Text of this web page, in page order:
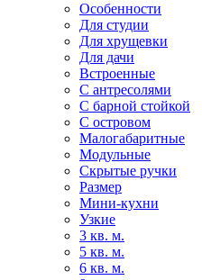
Особенности
Для студии
Для хрущевки
Для дачи
Встроенные
С антресолями
С барной стойкой
С островом
Малогабаритные
Модульные
Скрытые ручки
Размер
Мини-кухни
Узкие
3 кв. м.
5 кв. м.
6 кв. м.